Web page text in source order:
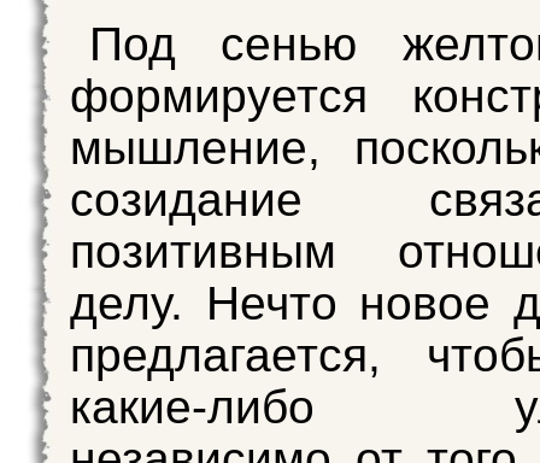
Под сенью
формируется
мышление,
созидание
позитивным
делу. Нечто новое
предлагается,
какие-либо